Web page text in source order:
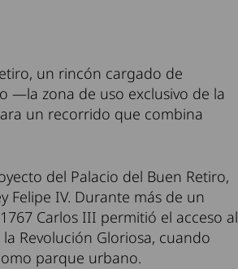
un rincón cargado de
—la zona de uso exclusivo de la
un recorrido que combina
del Palacio del Buen Retiro,
Felipe IV. Durante más de un
Carlos III permitió el acceso al
Revolución Gloriosa, cuando
parque urbano.